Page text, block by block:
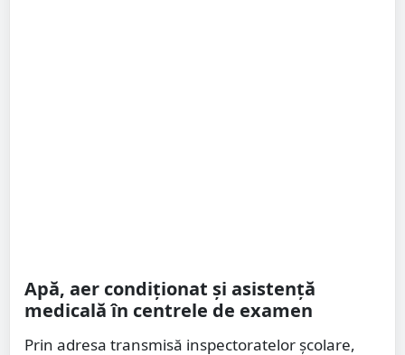
Apă, aer condiționat și asistență
medicală în centrele de examen
Prin adresa transmisă inspectoratelor școlare,